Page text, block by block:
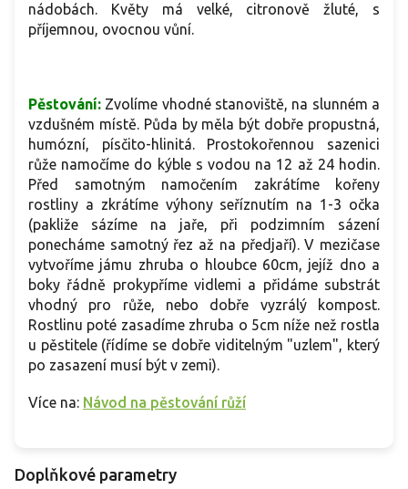
nádobách. Květy má velké, citronově žluté, s
příjemnou, ovocnou vůní.
Pěstování: Zvolíme vhodné stanoviště, na slunném a
vzdušném místě. Půda by měla být dobře propustná,
humózní, písčito-hlinitá. Prostokořennou sazenici
růže namočíme do kýble s vodou na 12 až 24 hodin.
Před samotným namočením zakrátíme kořeny
rostliny a zkrátíme výhony seříznutím na 1-3 očka
(pakliže sázíme na jaře, při podzimním sázení
ponecháme samotný řez až na předjaří). V mezičase
vytvoříme jámu zhruba o hloubce 60cm, jejíž dno a
boky řádně prokypříme vidlemi a přidáme substrát
vhodný pro růže, nebo dobře vyzrálý kompost.
Rostlinu poté zasadíme zhruba o 5cm níže než rostla
u pěstitele (řídíme se dobře viditelným "uzlem", který
po zasazení musí být v zemi).
Více na: Návod na pěstování růží
Doplňkové parametry